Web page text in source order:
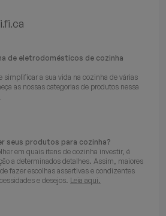
de eletrodomésticos de cozinha
simplificar a sua vida na cozinha de várias
as nossas categorias de produtos nessa
seus produtos para cozinha?
em quais itens de cozinha investir, é
a determinados detalhes. Assim, maiores
fazer escolhas assertivas e condizentes
e desejos. Leia aqui.